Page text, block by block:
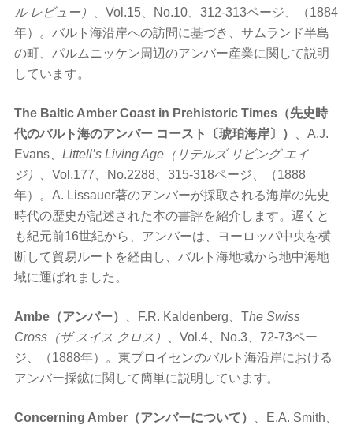
ル レビュー）
、Vol.15、No.10、312-313ページ、（1884
年）。バルト海沿岸への訪問に基づき、サムランド半島
の町、パルムニッケン周辺のアンバー産業に関して説明
しています。
The Baltic Amber Coast in Prehistoric Times（先史時
代のバルト海のアンバー コースト〔琥珀海岸〕）
、A.J.
Evans、 Littell’s Living Age（リテルズ リビング エイ
ジ）
、Vol.177、No.2288、315-318ページ、（1888
年）。A. Lissauer著のアンバーが採取される海岸の先史
時代の歴史が記述された本の書評を紹介します。遅くと
も紀元前16世紀から、アンバーは、ヨーロッパ中央を横
断して貿易ルートを経由し、バルト海地域から地中海地
域に運ばれました。
Ambe（アンバー） 、F.R. Kaldenberg、The Swiss
Cross（ザ スイス クロス）
、Vol.4、No.3、72-73ペー
ジ、（1888年）。東プロイセンのバルト海沿岸における
アンバー採鉱に関して簡単に説明しています。
Concerning Amber（アンバーについて）
、E.A. Smith、